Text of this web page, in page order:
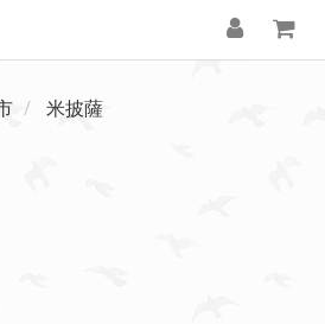
米披薩